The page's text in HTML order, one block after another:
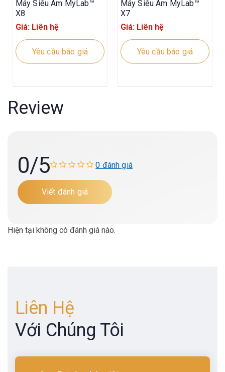
Máy Siêu Âm MyLab™
X8
Giá: Liên hệ
Yêu cầu báo giá
Máy Siêu Âm MyLab™
X7
Giá: Liên hệ
Yêu cầu báo giá
Review
0/5 0 đánh giá
Viết đánh giá
Hiện tại không có đánh giá nào.
Liên Hệ
Với Chúng Tôi